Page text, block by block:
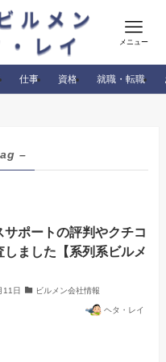
メニュー
仕事 資格 就職・転職
–
サポートの評判やクチコ
しました【系列系ビルメ
11日 ビルメン会社情報
ヘタ・レイ